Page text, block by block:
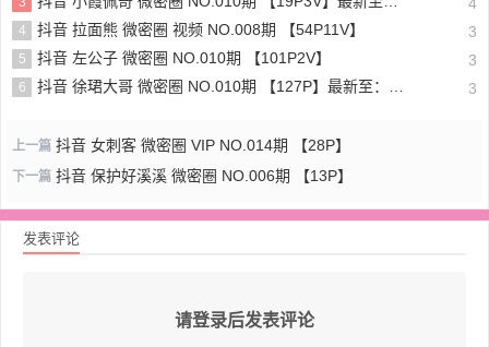
4 抖音 拉面熊 微密圈 视频 NO.008期 【54P11V】 3
5 抖音 左公子 微密圈 NO.010期 【101P2V】 3
6 抖音 徐珺大哥 微密圈 NO.010期 【127P】最新至：2024.1.19 3
上一篇 抖音 女刺客 微密圈 VIP NO.014期 【28P】
下一篇 抖音 保护好溪溪 微密圈 NO.006期 【13P】
发表评论
请登录后发表评论